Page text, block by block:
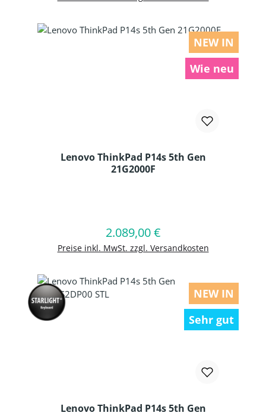
NEW IN
Wie neu
Lenovo ThinkPad P14s 5th Gen
21G2000F
Regulärer Preis:
2.089,00 €
Preise inkl. MwSt. zzgl. Versandkosten
In den Warenkorb
NEW IN
Sehr gut
Lenovo ThinkPad P14s 5th Gen